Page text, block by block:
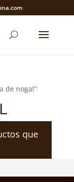
de nogal”
que